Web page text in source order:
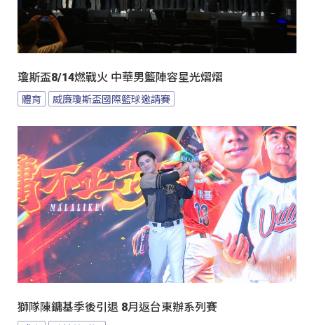
瓊斯盃8/14燃戰火 中華男籃陣容星光熠熠
體育 威廉瓊斯盃國際籃球邀請賽
獅隊陳鏞基季後引退 8月返台東辦系列賽